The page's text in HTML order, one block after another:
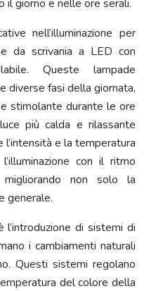
giorno e nelle ore serali.
nell’illuminazione per
da scrivania a LED con
Queste lampade
diverse fasi della giornata,
stimolante durante le ore
più calda e rilassante
e la temperatura
con il ritmo
migliorando non solo la
generale.
l’introduzione di sistemi di
i cambiamenti naturali
Questi sistemi regolano
del colore della